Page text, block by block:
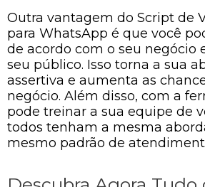
Outra vantagem do Script de
para WhatsApp é que você
de acordo com o seu negócio
seu público. Isso torna a sua
assertiva e aumenta as
negócio. Além disso, com a
pode treinar a sua equipe de
todos tenham a mesma
mesmo padrão de